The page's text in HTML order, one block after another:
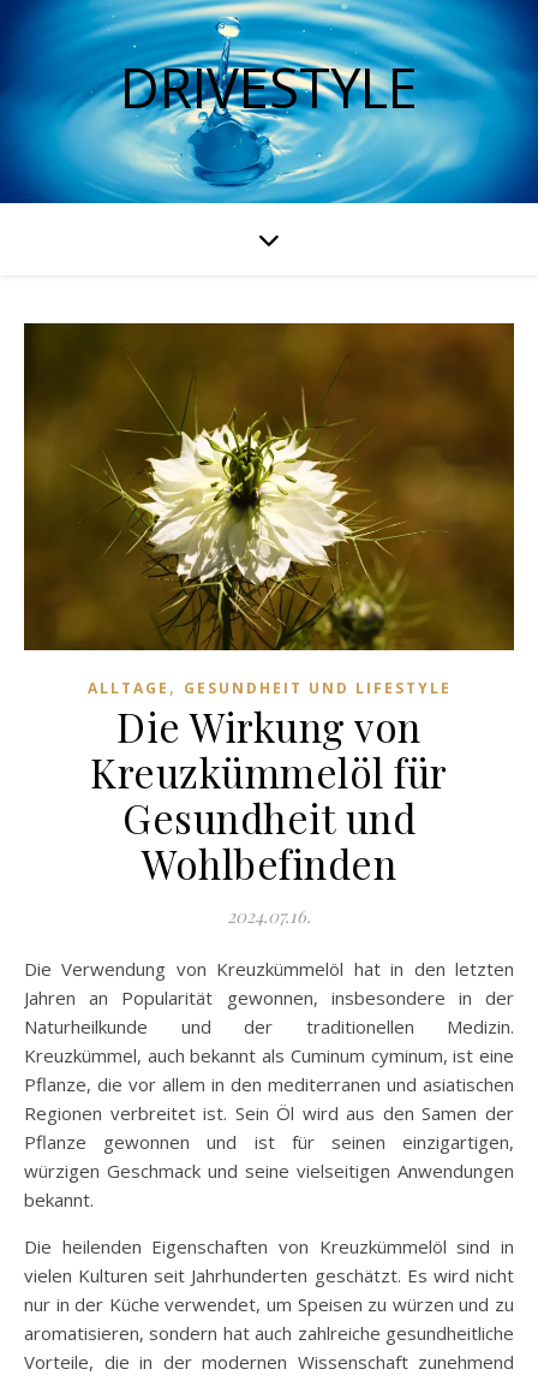
DRIVESTYLE
ALLTAGE , GESUNDHEIT UND LIFESTYLE
Die Wirkung von
Kreuzkümmelöl für
Gesundheit und
Wohlbefinden
2024.07.16.
Die Verwendung von Kreuzkümmelöl hat in den letzten
Jahren an Popularität gewonnen, insbesondere in der
Naturheilkunde und der traditionellen Medizin.
Kreuzkümmel, auch bekannt als Cuminum cyminum, ist eine
Pflanze, die vor allem in den mediterranen und asiatischen
Regionen verbreitet ist. Sein Öl wird aus den Samen der
Pflanze gewonnen und ist für seinen einzigartigen,
würzigen Geschmack und seine vielseitigen Anwendungen
bekannt.
Die heilenden Eigenschaften von Kreuzkümmelöl sind in
vielen Kulturen seit Jahrhunderten geschätzt. Es wird nicht
nur in der Küche verwendet, um Speisen zu würzen und zu
aromatisieren, sondern hat auch zahlreiche gesundheitliche
Vorteile, die in der modernen Wissenschaft zunehmend